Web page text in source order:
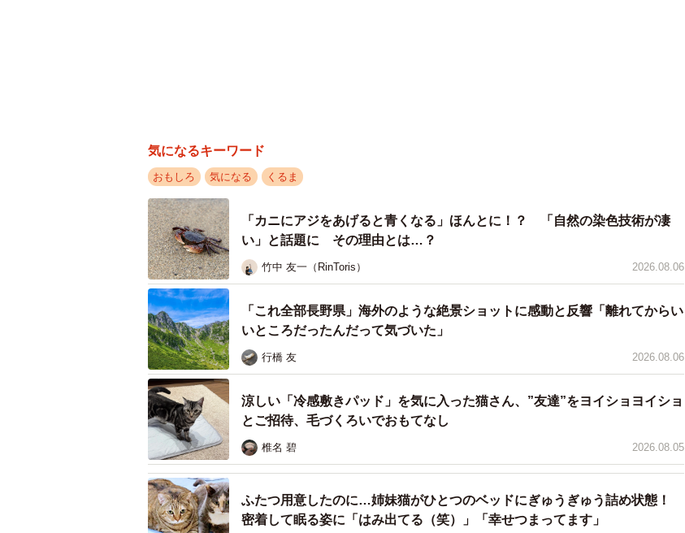
気になるキーワード
おもしろ 気になる くるま
「カニにアジをあげると青くなる」ほんとに！？ 「自然の染色技術が凄
い」と話題に その理由とは…？
竹中 友一（RinToris） 2026.08.06
「これ全部長野県」海外のような絶景ショットに感動と反響「離れてからい
いところだったんだって気づいた」
行橋 友 2026.08.06
涼しい「冷感敷きパッド」を気に入った猫さん、”友達”をヨイショヨイショ
とご招待、毛づくろいでおもてなし
椎名 碧 2026.08.05
ふたつ用意したのに…姉妹猫がひとつのベッドにぎゅうぎゅう詰め状態！
密着して眠る姿に「はみ出てる（笑）」「幸せつまってます」